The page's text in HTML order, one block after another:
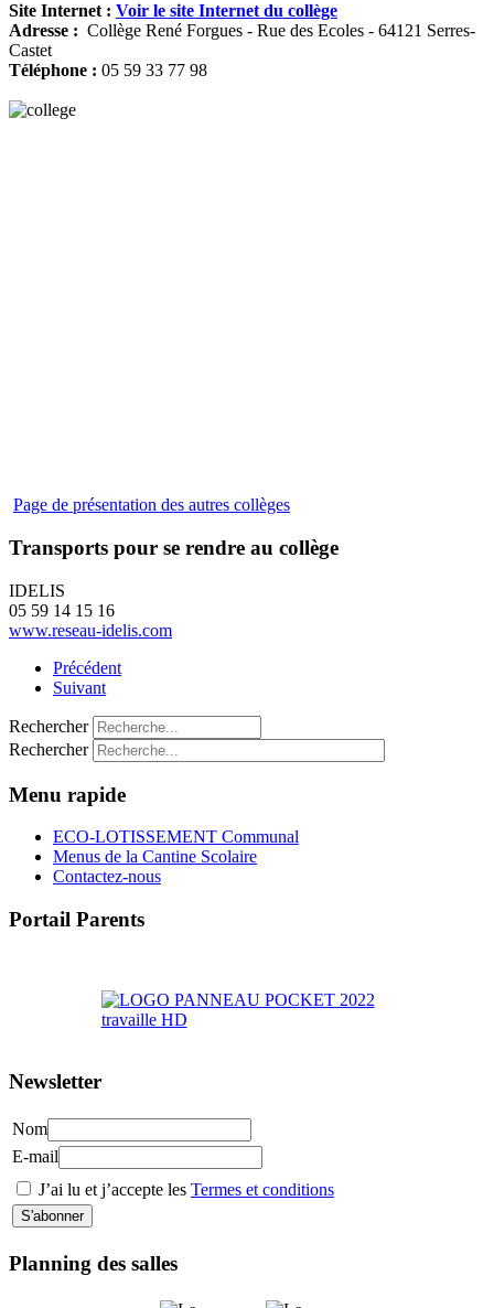
Site Internet : Voir le site Internet du collège
Adresse : Collège René Forgues - Rue des Ecoles - 64121 Serres-
Castet
Téléphone : 05 59 33 77 98
Page de présentation des autres collèges
Transports pour se rendre au collège
IDELIS
05 59 14 15 16
www.reseau-idelis.com
Précédent
Suivant
Rechercher
Rechercher
Menu rapide
ECO-LOTISSEMENT Communal
Menus de la Cantine Scolaire
Contactez-nous
Portail Parents
Newsletter
Nom
E-mail
J’ai lu et j’accepte les Termes et conditions
Planning des salles